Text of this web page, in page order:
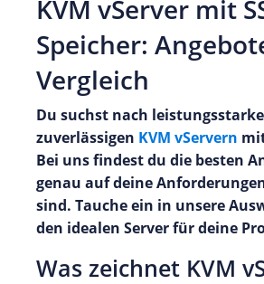
KVM vServer mit
Speicher:
Vergleich
Du suchst nach
zuverlässigen KVM vServern
Bei uns findest du die besten
genau auf deine
sind. Tauche ein in unsere
den idealen Server für deine
Was zeichnet KVM